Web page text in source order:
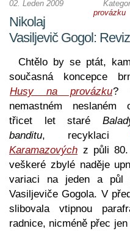
provázku
02. Leden 2009
Nikolaj
Vasiljevič Gogol:
Chtělo by se ptát,
současná koncepce
Husy na provázku?
nemastném neslaném
třicet let staré
banditu, recyklaci
Karamazových z půli
veškeré zbylé naděje
variaci na jeden a půl
Vasiljeviče Gogola. V
slibovala vtipnou
radnice, nicméně přec